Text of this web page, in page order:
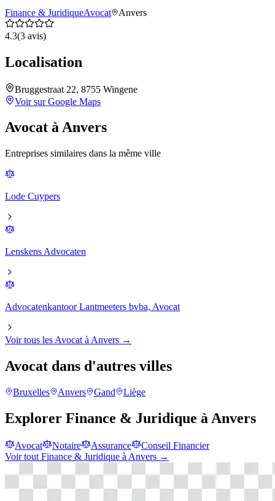
Finance & JuridiqueAvocat Anvers
4.3(3 avis)
Localisation
Bruggestraat 22, 8755 Wingene
Voir sur Google Maps
Avocat àAnvers
Entreprises similaires dans la même ville
Lode Cuypers
Lenskens Advocaten
Advocatenkantoor Lantmeeters bvba, Avocat
Voir tous les Avocat à Anvers →
Avocat dans d'autres villes
Bruxelles Anvers Gand Liège
Explorer Finance & Juridique à Anvers
Avocat Notaire Assurance
Conseil Financier
Voir tout Finance & Juridique à Anvers →